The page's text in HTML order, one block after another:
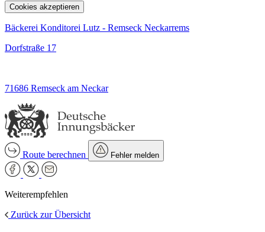
Cookies akzeptieren
Bäckerei Konditorei Lutz - Remseck Neckarrems
Dorfstraße 17
71686 Remseck am Neckar
Route berechnen Fehler melden
Weiterempfehlen
Zurück zur Übersicht